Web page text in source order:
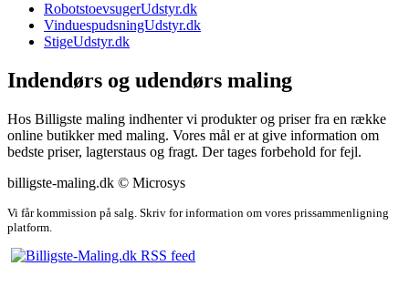
RobotstoevsugerUdstyr.dk
VinduespudsningUdstyr.dk
StigeUdstyr.dk
Indendørs og udendørs maling
Hos Billigste maling indhenter vi produkter og priser fra en række
online butikker med maling. Vores mål er at give information om
bedste priser, lagterstaus og fragt. Der tages forbehold for fejl.
billigste-maling.dk © Microsys
Vi får kommission på salg. Skriv for information om vores prissammenligning
platform.